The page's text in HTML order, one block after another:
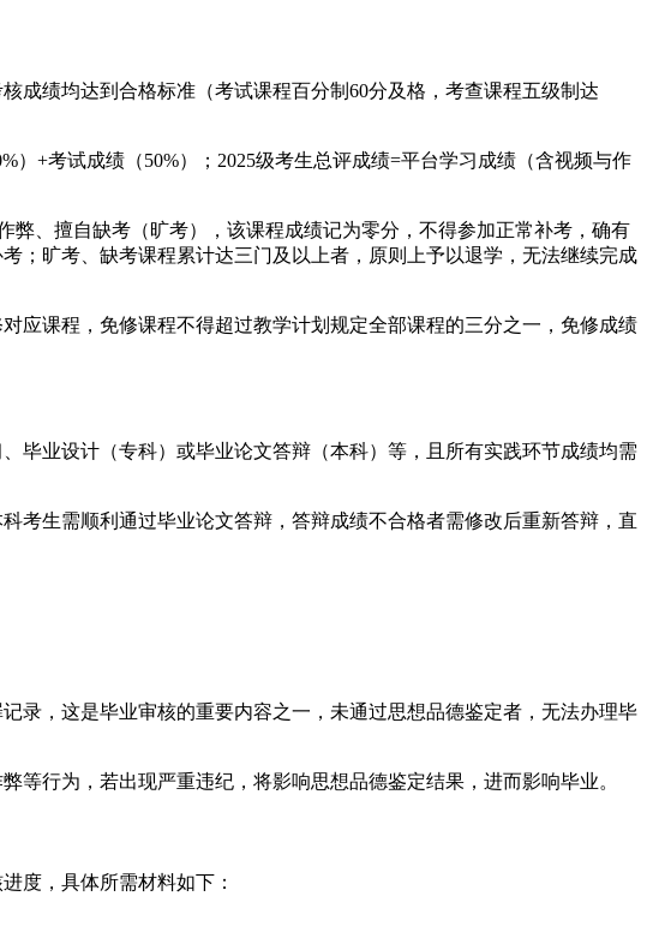
成绩均达到合格标准（考试课程百分制60分及格，考查课程五级制达
+考试成绩（50%）；2025级考生总评成绩=平台学习成绩（含视频与作
弊、擅自缺考（旷考），该课程成绩记为零分，不得参加正常补考，确有
；旷考、缺考课程累计达三门及以上者，原则上予以退学，无法继续完成
应课程，免修课程不得超过教学计划规定全部课程的三分之一，免修成绩
毕业设计（专科）或毕业论文答辩（本科）等，且所有实践环节成绩均需
考生需顺利通过毕业论文答辩，答辩成绩不合格者需修改后重新答辩，直
录，这是毕业审核的重要内容之一，未通过思想品德鉴定者，无法办理毕
行为，若出现严重违纪，将影响思想品德鉴定结果，进而影响毕业。
度，具体所需材料如下：